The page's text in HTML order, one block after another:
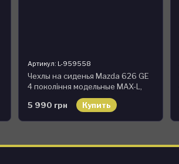
Артикул: L-959558
Чехлы на сиденья Mazda 626 GE
4 покоління модельные MAX-L,
5 990 грн
Купить